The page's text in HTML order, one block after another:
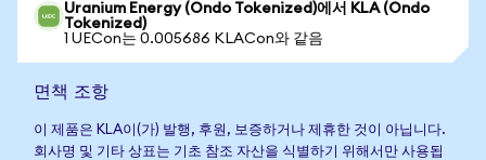
Uranium Energy (Ondo Tokenized)에서 KLA (Ondo
Tokenized)
1 UECon는 0.005686 KLACon와 같음
면책 조항
이 제품은 KLA이(가) 발행, 후원, 보증하거나 제휴한 것이 아닙니다.
회사명 및 기타 상표는 기초 참조 자산을 식별하기 위해서만 사용됩